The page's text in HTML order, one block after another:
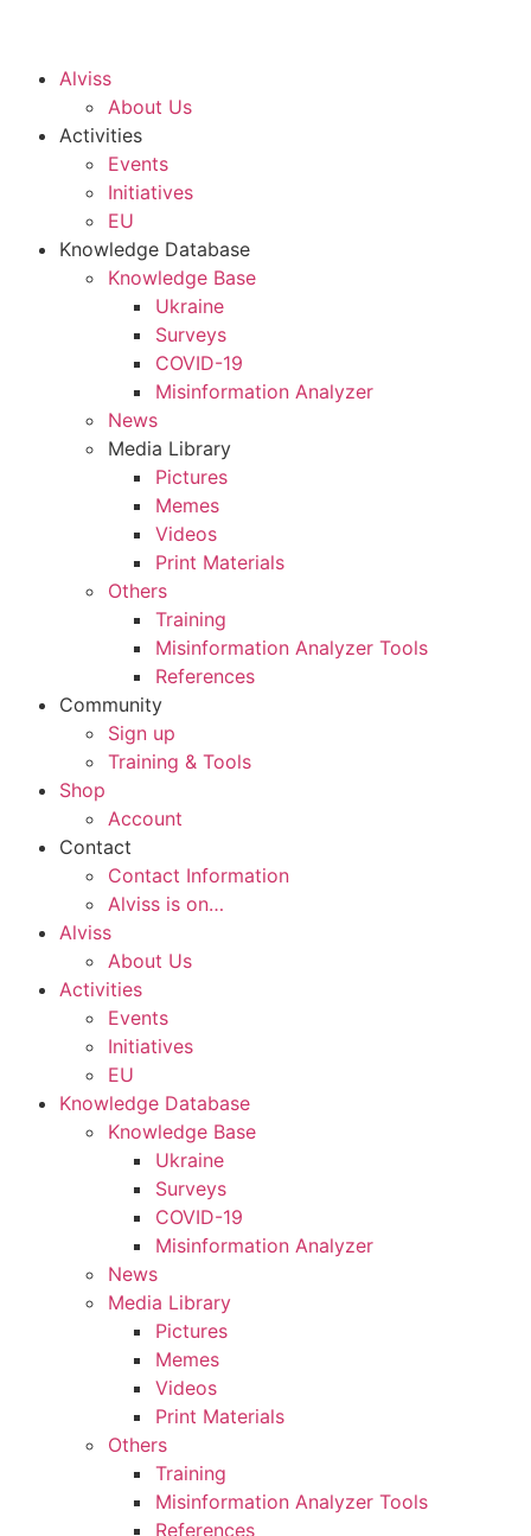
Alviss
About Us
Activities
Events
Initiatives
EU
Knowledge Database
Knowledge Base
Ukraine
Surveys
COVID-19
Misinformation Analyzer
News
Media Library
Pictures
Memes
Videos
Print Materials
Others
Training
Misinformation Analyzer Tools
References
Community
Sign up
Training & Tools
Shop
Account
Contact
Contact Information
Alviss is on…
Alviss
About Us
Activities
Events
Initiatives
EU
Knowledge Database
Knowledge Base
Ukraine
Surveys
COVID-19
Misinformation Analyzer
News
Media Library
Pictures
Memes
Videos
Print Materials
Others
Training
Misinformation Analyzer Tools
References